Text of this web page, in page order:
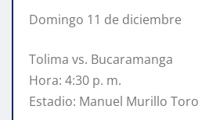
Domingo 11 de diciembre
Tolima vs. Bucaramanga
Hora: 4:30 p. m.
Estadio: Manuel Murillo Toro